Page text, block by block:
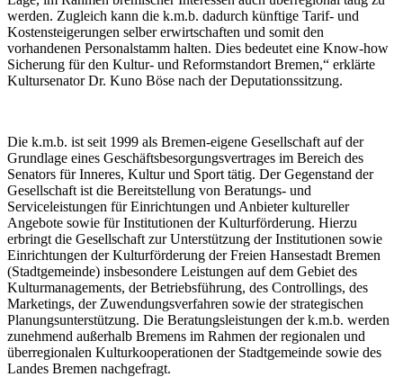
werden. Zugleich kann die k.m.b. dadurch künftige Tarif- und
Kostensteigerungen selber erwirtschaften und somit den
vorhandenen Personalstamm halten. Dies bedeutet eine Know-how
Sicherung für den Kultur- und Reformstandort Bremen,“ erklärte
Kultursenator Dr. Kuno Böse nach der Deputationssitzung.
Die k.m.b. ist seit 1999 als Bremen-eigene Gesellschaft auf der
Grundlage eines Geschäftsbesorgungsvertrages im Bereich des
Senators für Inneres, Kultur und Sport tätig. Der Gegenstand der
Gesellschaft ist die Bereitstellung von Beratungs- und
Serviceleistungen für Einrichtungen und Anbieter kultureller
Angebote sowie für Institutionen der Kulturförderung. Hierzu
erbringt die Gesellschaft zur Unterstützung der Institutionen sowie
Einrichtungen der Kulturförderung der Freien Hansestadt Bremen
(Stadtgemeinde) insbesondere Leistungen auf dem Gebiet des
Kulturmanagements, der Betriebsführung, des Controllings, des
Marketings, der Zuwendungsverfahren sowie der strategischen
Planungsunterstützung. Die Beratungsleistungen der k.m.b. werden
zunehmend außerhalb Bremens im Rahmen der regionalen und
überregionalen Kulturkooperationen der Stadtgemeinde sowie des
Landes Bremen nachgefragt.